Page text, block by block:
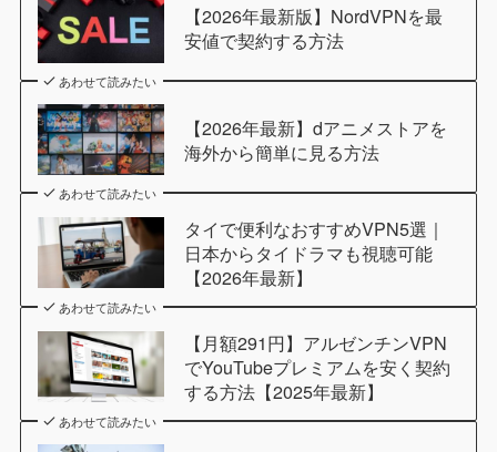
【2026年最新版】NordVPNを最
安値で契約する方法
あわせて読みたい
【2026年最新】dアニメストアを
海外から簡単に見る方法
あわせて読みたい
タイで便利なおすすめVPN5選｜
日本からタイドラマも視聴可能
【2026年最新】
あわせて読みたい
【月額291円】アルゼンチンVPN
でYouTubeプレミアムを安く契約
する方法【2025年最新】
あわせて読みたい